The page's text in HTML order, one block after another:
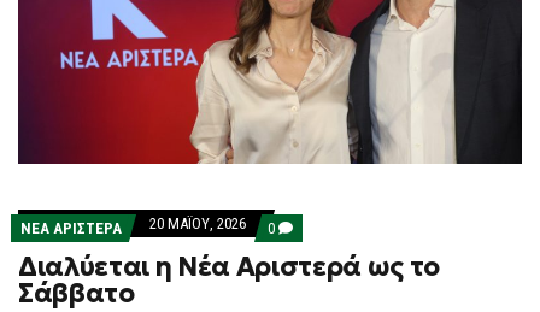
ΝΕΑ ΑΡΙΣΤΕΡΑ 20 ΜΑΪ́ΟΥ, 2026 0 COMMENTS
ON
ΔΙΑΛΎΕΤΑΙ
Η
Διαλύεται η Νέα Αριστερά ως το
Σάββατο